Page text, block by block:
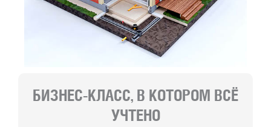
БИЗНЕС-КЛАСС, В КОТОРОМ ВСЁ
УЧТЕНО